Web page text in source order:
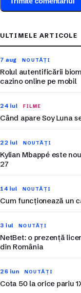
ULTIMELE ARTICOLE
7 aug NOUTĂȚI
Rolul autentificării
cazino online pe mobil
24 iul FILME
Când apare Soy Luna
22 iul NOUTĂȚI
Kylian Mbappé este
27
14 iul NOUTĂȚI
Cum funcționează un
3 iul NOUTĂȚI
NetBet: o prezență
din România
26 iun NOUTĂȚI
Cota 50 la orice pariu